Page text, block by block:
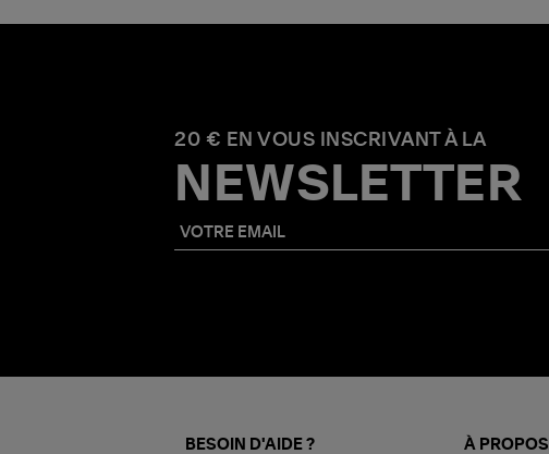
20 € EN VOUS INSCRIVANT À LA
NEWSLETTER
BESOIN D'AIDE ? À PROPOS